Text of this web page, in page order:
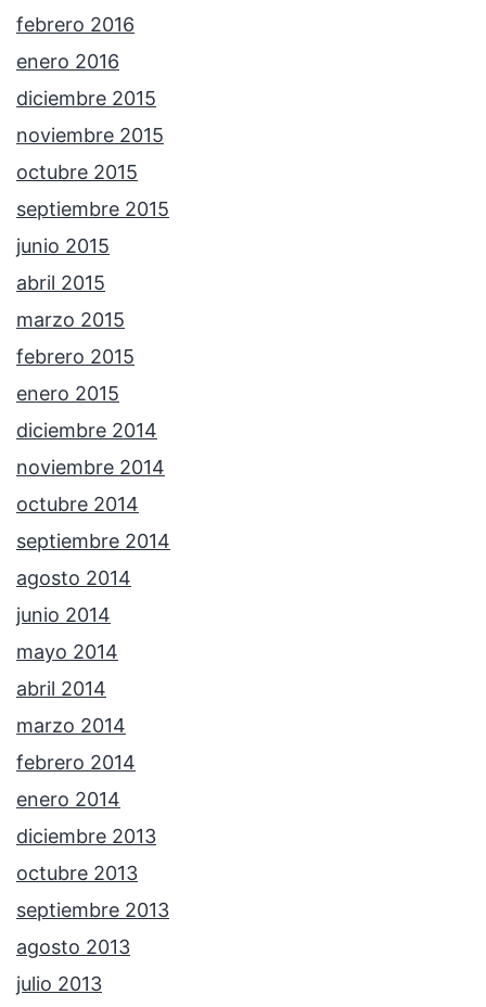
febrero 2016
enero 2016
diciembre 2015
noviembre 2015
octubre 2015
septiembre 2015
junio 2015
abril 2015
marzo 2015
febrero 2015
enero 2015
diciembre 2014
noviembre 2014
octubre 2014
septiembre 2014
agosto 2014
junio 2014
mayo 2014
abril 2014
marzo 2014
febrero 2014
enero 2014
diciembre 2013
octubre 2013
septiembre 2013
agosto 2013
julio 2013